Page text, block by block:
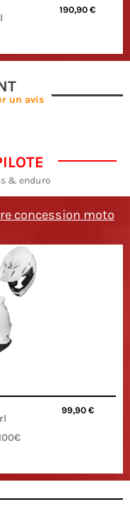
190,90€
un avis
& enduro
concession moto
99,90 €